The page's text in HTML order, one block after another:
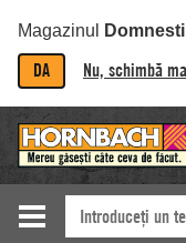
Magazinul
DA Nu, schimbă